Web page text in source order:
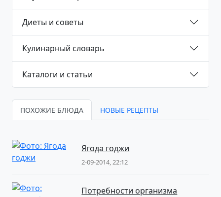
Диеты и советы
Кулинарный словарь
Каталоги и статьи
ПОХОЖИЕ БЛЮДА НОВЫЕ РЕЦЕПТЫ
Ягода годжи
2-09-2014, 22:12
Потребности организма